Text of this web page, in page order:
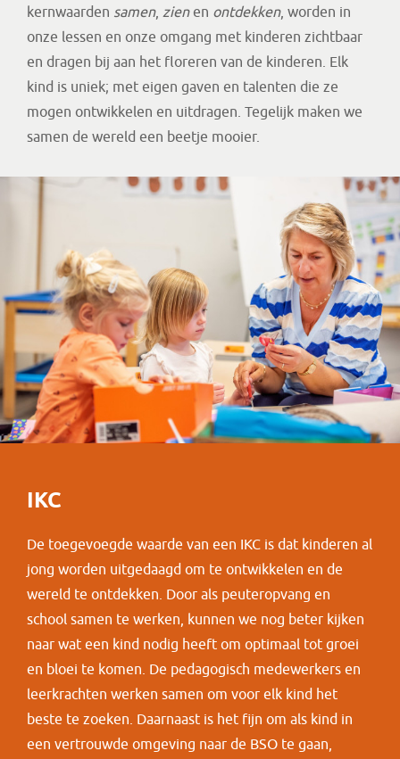
kernwaarden samen, zienen ontdekken, worden in
onze lessen en onze omgang met kinderen zichtbaar
en dragen bij aan het floreren van de kinderen. Elk
kind is uniek; met eigen gaven en talenten die ze
mogen ontwikkelen en uitdragen. Tegelijk maken we
samen de wereld een beetje mooier.
IKC
De toegevoegde waarde van een IKC is dat kinderen al
jong worden uitgedaagd om te ontwikkelen en de
wereld te ontdekken. Door als peuteropvang en
school samen te werken, kunnen we nog beter kijken
naar wat een kind nodig heeft om optimaal tot groei
en bloei te komen. De pedagogisch medewerkers en
leerkrachten werken samen om voor elk kind het
beste te zoeken. Daarnaast is het fijn om als kind in
een vertrouwde omgeving naar de BSO te gaan,